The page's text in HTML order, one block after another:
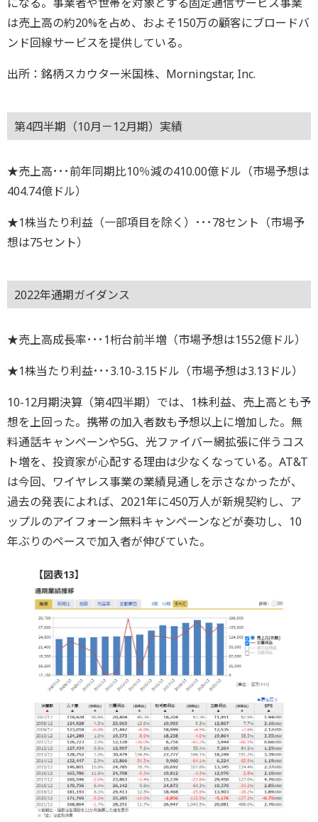
は売上高の約20%を占め、およそ150万の顧客にブロードバ
ンド回線サービスを提供している。
出所：銘柄スカウター米国株、Morningstar, Inc.
第4四半期（10月－12月期）実績
★売上高･･･前年同期比10％減の410.00億ドル（市場予想は
404.74億ドル）
★1株当たり利益（一部項目を除く）･･･78セント（市場予
想は75セント）
2022年通期ガイダンス
★売上高成長率･･･1桁台前半増（市場予想は1552億ドル）
★1株当たり利益･･･3.10-3.15ドル（市場予想は3.13ドル）
10-12月期決算（第4四半期）では、1株利益、売上高とも予
想を上回った。携帯の加入者数も予想以上に増加した。無
料通話キャンペーンや5G、光ファイバー網拡張に伴うコス
ト増を、投資家が心配する理由は少なくなっている。AT&T
は今回、ワイヤレス事業の業績見通しを示さなかったが、
過去の発表によれば、2021年に450万人が新規契約し、ア
ップルのアイフォーン無料キャンペーンなどが奏功し、10
年ぶりのペースで加入者が伸びていた。
【図表13】